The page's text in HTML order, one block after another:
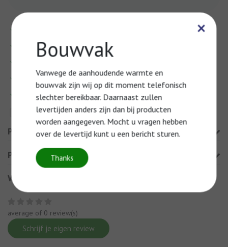
Al onze prijzen zijn inclusief BTW
Via ons telefoonnummer persoonlijk contact
Boven de €50 gratis verzending
Meer informatie? Neem contact op over dit product
Toevoegen aan vergelijking
Productomschrijving
Product informatie
Wat onze klanten zeggen
average of 0 review(s)
Schrijf je eigen review
×
Bouwvak
Vanwege de aanhoudende warmte en
bouwvak zijn wij op dit moment telefonisch
slechter bereikbaar. Daarnaast zullen
levertijden anders zijn dan bij producten
worden aangegeven. Mocht u vragen hebben
over de levertijd kunt u een bericht sturen.
Thanks